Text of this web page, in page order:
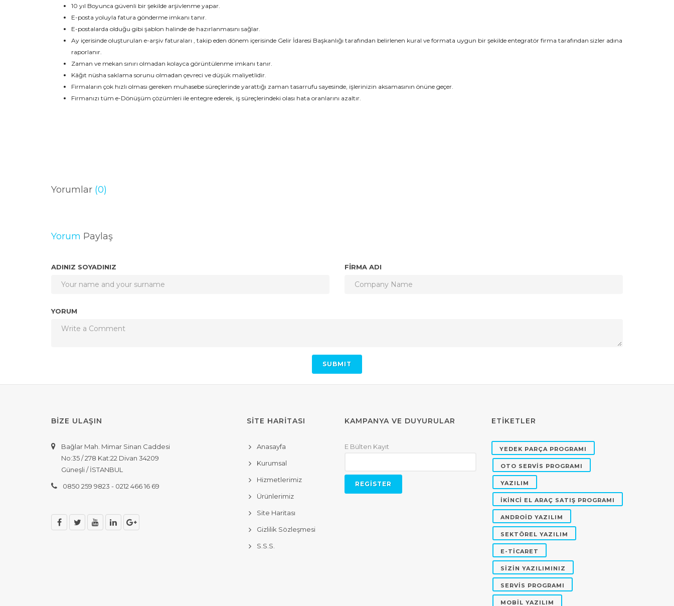
10 yıl Boyunca güvenli bir şekilde arşivlenme yapar.
E-posta yoluyla fatura gönderme imkanı tanır.
E-postalarda olduğu gibi şablon halinde de hazırlanmasını sağlar.
Ay içerisinde oluşturulan e-arşiv faturaları , takip eden dönem içerisinde Gelir İdaresi Başkanlığı tarafından belirlenen kural ve formata uygun bir şekilde entegratör firma tarafından sizler adına
raporlanır.
Zaman ve mekan sınırı olmadan kolayca görüntülenme imkanı tanır.
Kâğıt nüsha saklama sorunu olmadan çevreci ve düşük maliyetlidir.
Firmaların çok hızlı olması gereken muhasebe süreçlerinde yarattığı zaman tasarrufu sayesinde, işlerinizin aksamasının önüne geçer.
Firmanızı tüm e-Dönüşüm çözümleri ile entegre ederek, iş süreçlerindeki olası hata oranlarını azaltır.
Yorumlar (0)
Yorum Paylaş
ADINIZ SOYADINIZ FİRMA ADI
YORUM
BİZE ULAŞIN
Bağlar Mah. Mimar Sinan Caddesi
No:35 / 278 Kat:22 Divan 34209
Güneşli / İSTANBUL
0850 259 9823 - 0212 466 16 69
SİTE HARİTASI
Anasayfa
Kurumsal
Hizmetlerimiz
Ürünlerimiz
Site Haritası
Gizlilik Sözleşmesi
S.S.S.
KAMPANYA VE DUYURULAR
E Bülten Kayıt
ETİKETLER
YEDEK PARÇA PROGRAMI
OTO SERVİS PROGRAMI
YAZILIM
İKİNCİ EL ARAÇ SATIŞ PROGRAMI
ANDROİD YAZILIM
SEKTÖREL YAZILIM
E-TİCARET
SİZİN YAZILIMINIZ
SERVİS PROGRAMI
MOBİL YAZILIM